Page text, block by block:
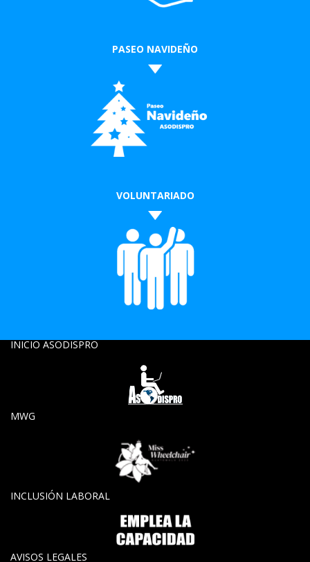
PASEO NAVIDEÑO
VOLUNTARIADO
INICIO ASODISPRO
MWG
INCLUSIÓN LABORAL
AVISOS LEGALES